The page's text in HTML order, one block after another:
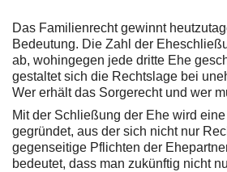
Das Familienrecht gewinnt
Bedeutung. Die Zahl der
ab, wohingegen jede dritte Ehe
gestaltet sich die Rechtslage bei
Wer erhält das Sorgerecht und wer
Mit der Schließung der Ehe wird
gegründet, aus der sich nicht nur
gegenseitige Pflichten der
bedeutet, dass man zukünftig nicht